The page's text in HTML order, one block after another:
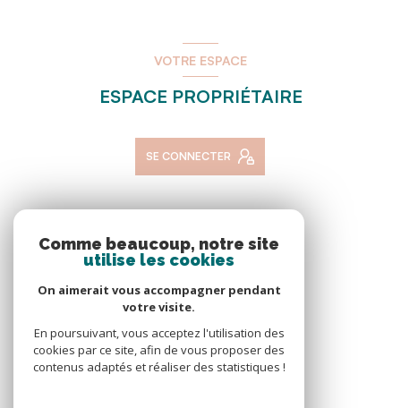
VOTRE ESPACE
ESPACE PROPRIÉTAIRE
SE CONNECTER
NOUS SUIVRE
Comme beaucoup, notre site
utilise les cookies
On aimerait vous accompagner pendant
votre visite.
En poursuivant, vous acceptez l'utilisation des
cookies par ce site, afin de vous proposer des
contenus adaptés et réaliser des statistiques !